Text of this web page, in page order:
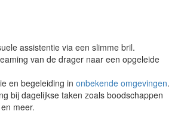
assistentie via een slimme bril.
van de drager naar een opgeleide
en begeleiding in onbekende omgevingen.
bij dagelijkse taken zoals boodschappen
meer.